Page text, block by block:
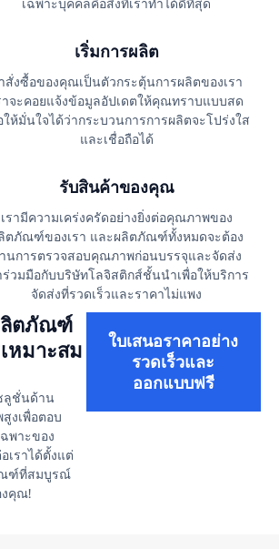
เริ่มการผลิต
สั่งซื้อของคุณเป็นตัวกระตุ้นการผลิตของเรา
าจะคอยแจ้งข้อมูลอัปเดตให้คุณทราบแบบสด
ให้มั่นใจได้ว่ากระบวนการการผลิตจะโปร่งใส
และเชื่อถือได้
รับสินค้าของคุณ
เรามีความเคร่งครัดอย่างยิ่งต่อคุณภาพของ
ตภัณฑ์ของเรา และผลิตภัณฑ์ทั้งหมดจะต้อง
นการตรวจสอบคุณภาพก่อนบรรจุและจัดส่ง
ร่วมมือกับบริษัทโลจิสติกส์ชั้นนำเพื่อให้บริการ
จัดส่งที่รวดเร็วและราคาไม่แพง
ลิตภัณฑ์
หมาะสม
ลูชั่นด้าน
งเพื่อตอบ
พาะของ
ราได้ตั้งแต่
ณฑ์ที่สมบูรณ์
คุณ!
ใบเสนอราคาอย่าง
รวดเร็วและ
ออกแบบฟรี